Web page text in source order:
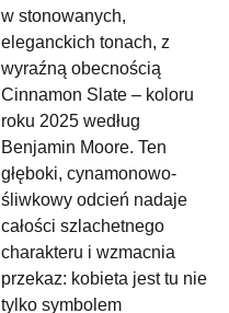
w stonowanych,
eleganckich tonach, z
wyraźną obecnością
Cinnamon Slate – koloru
roku 2025 według
Benjamin Moore. Ten
głęboki, cynamonowo-
śliwkowy odcień nadaje
całości szlachetnego
charakteru i wzmacnia
przekaz: kobieta jest tu nie
tylko symbolem